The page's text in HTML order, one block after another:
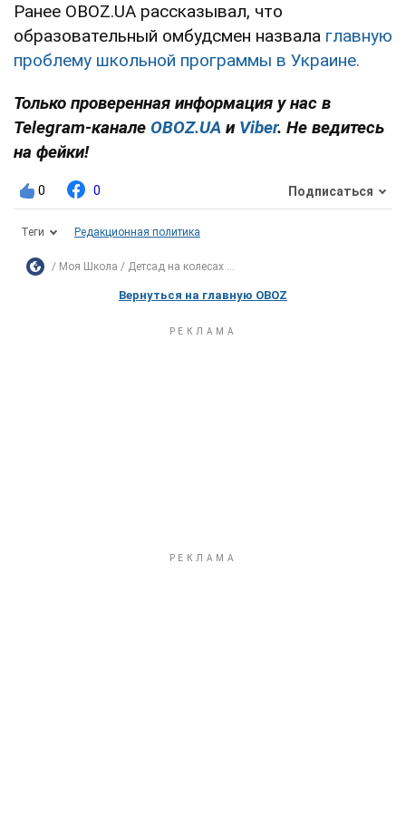
Ранее OBOZ.UA рассказывал, что
образовательный омбудсмен назвала главную
проблему школьной программы в Украине.
Только проверенная информация у нас в
Telegram-канале OBOZ.UA и Viber. Не ведитесь
на фейки!
0 0 Подписаться
Теги Редакционная политика
Моя Школа Детсад на колесах ...
Вернуться на главную OBOZ